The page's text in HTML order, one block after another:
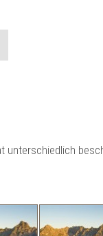
unterschiedlich